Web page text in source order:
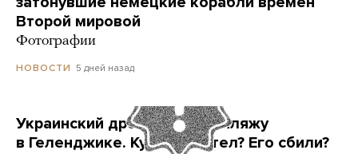
Второй мировой
Фотографии
НОВОСТИ 5 дней назад
Украинский дрон попал по пляжу
в Геленджике. Куда он летел? Его сбили?